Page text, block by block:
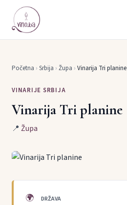
Početna › Srbija › Župa › Vinarija Tri planine
VINARIJE SRBIJA
Vinarija Tri planine
📍 Župa
🌍 DRŽAVA